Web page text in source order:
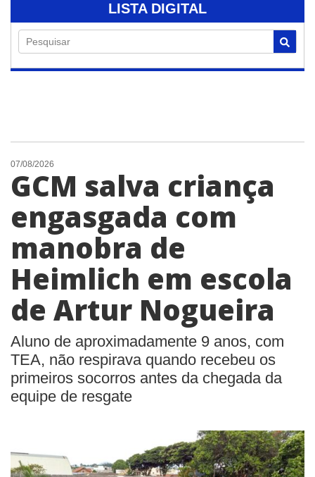
LISTA DIGITAL
Pesquisar
07/08/2026
GCM salva criança
engasgada com
manobra de
Heimlich em escola
de Artur Nogueira
Aluno de aproximadamente 9 anos, com
TEA, não respirava quando recebeu os
primeiros socorros antes da chegada da
equipe de resgate